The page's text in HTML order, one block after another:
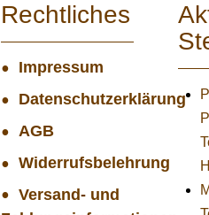
Rechtliches
Impressum
Datenschutzerklärung
AGB
Widerrufsbelehrung
Versand- und